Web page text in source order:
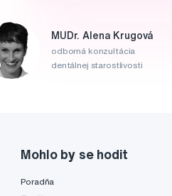
MUDr. Alena Krugová
odborná konzultácia
dentálnej starostlivosti
Mohlo by se hodit
Poradňa